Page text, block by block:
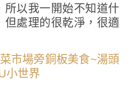
所以我一開始不知道什
處理的很乾淨，很適